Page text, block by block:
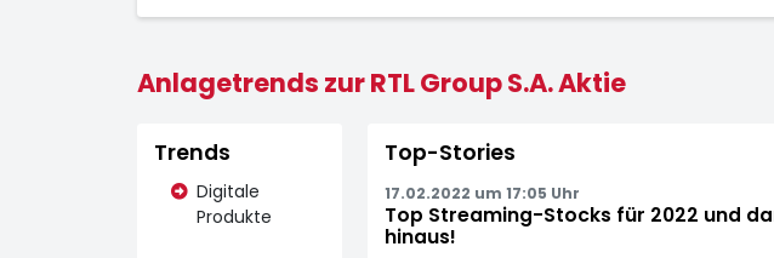
Anlagetrends zur RTL Group S.A. Aktie
Trends
Digitale
Produkte
Top-Stories
17.02.2022 um 17:05 Uhr
Top Streaming-Stocks für 2022 und
hinaus!